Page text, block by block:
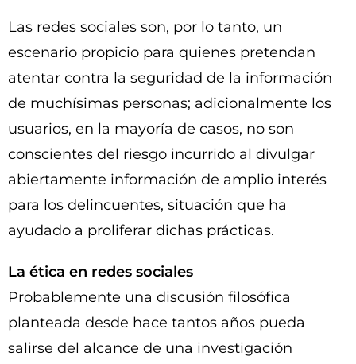
Las redes sociales son, por lo tanto, un
escenario propicio para quienes pretendan
atentar contra la seguridad de la información
de muchísimas personas; adicionalmente los
usuarios, en la mayoría de casos, no son
conscientes del riesgo incurrido al divulgar
abiertamente información de amplio interés
para los delincuentes, situación que ha
ayudado a proliferar dichas prácticas.
La ética en redes sociales
Probablemente una discusión filosófica
planteada desde hace tantos años pueda
salirse del alcance de una investigación